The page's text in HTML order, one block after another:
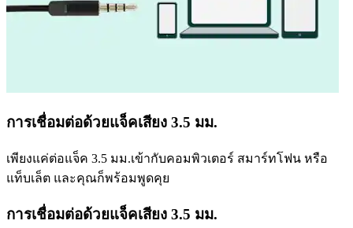
การเชื่อมต่อด้วยแจ็คเสียง 3.5 มม.
เพียงแค่ต่อแจ็ค 3.5 มม.เข้ากับคอมพิวเตอร์ สมาร์ทโฟน หรือ
แท็บเล็ต และคุณก็พร้อมพูดคุย
การเชื่อมต่อด้วยแจ็คเสียง 3.5 มม.